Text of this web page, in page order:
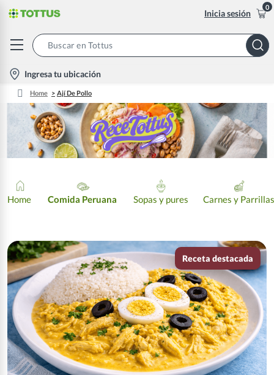
Inicia sesión
0
location-
icon
Ingresa tu ubicación
Home Ají De Pollo
Home Comida Peruana Sopas y pures Carnes y
Receta destacada